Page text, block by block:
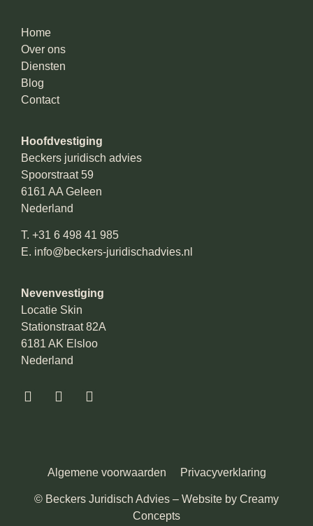
Home
Over ons
Diensten
Blog
Contact
Hoofdvestiging
Beckers juridisch advies
Spoorstraat 59
6161 AA Geleen
Nederland
T. +31 6 498 41 985
E. info@beckers-juridischadvies.nl
Nevenvestiging
Locatie Skin
Stationstraat 82A
6181 AK Elsloo
Nederland
© Beckers Juridisch Advies – Website by Creamy
Concepts
Algemene voorwaarden Privacyverklaring